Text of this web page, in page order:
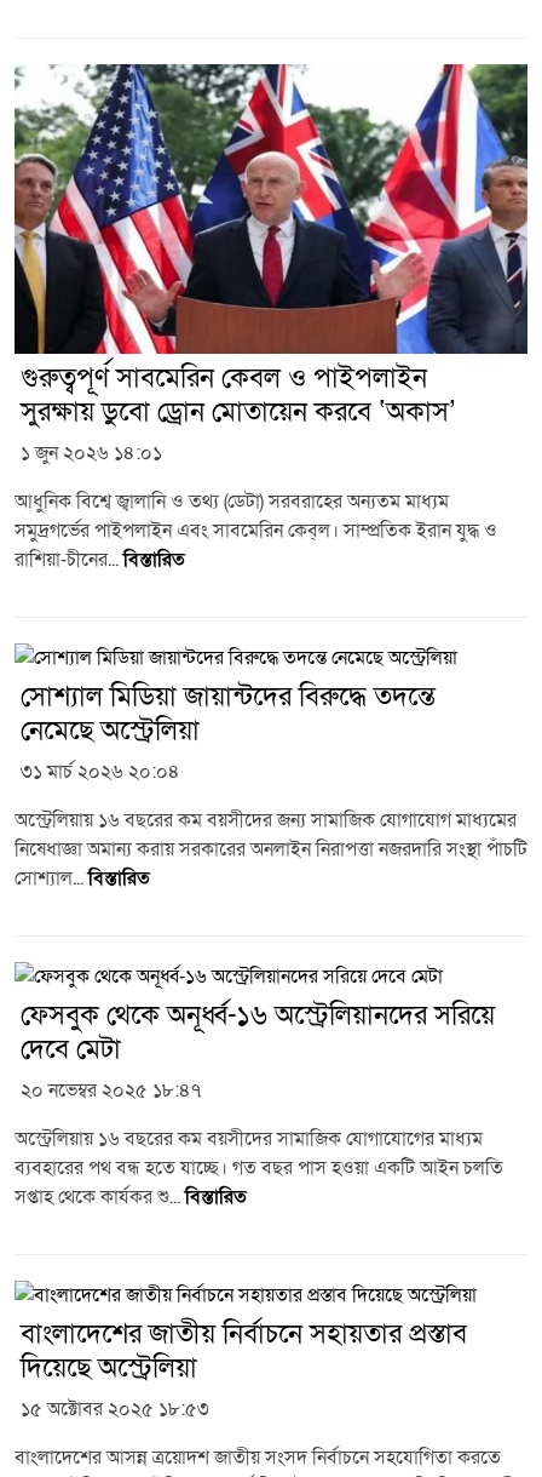
গুরুত্বপূর্ণ সাবমেরিন কেবল ও পাইপলাইন
সুরক্ষায় ডুবো ড্রোন মোতায়েন করবে ‘অকাস’
১ জুন ২০২৬ ১৪:০১
আধুনিক বিশ্বে জ্বালানি ও তথ্য (ডেটা) সরবরাহের অন্যতম মাধ্যম
সমুদ্রগর্ভের পাইপলাইন এবং সাবমেরিন কেব্‌ল। সাম্প্রতিক ইরান যুদ্ধ ও
রাশিয়া-চীনের...বিস্তারিত
সোশ্যাল মিডিয়া জায়ান্টদের বিরুদ্ধে তদন্তে
নেমেছে অস্ট্রেলিয়া
৩১ মার্চ ২০২৬ ২০:০৪
অস্ট্রেলিয়ায় ১৬ বছরের কম বয়সীদের জন্য সামাজিক যোগাযোগ মাধ্যমের
নিষেধাজ্ঞা অমান্য করায় সরকারের অনলাইন নিরাপত্তা নজরদারি সংস্থা পাঁচটি
সোশ্যাল...বিস্তারিত
ফেসবুক থেকে অনূর্ধ্ব-১৬ অস্ট্রেলিয়ানদের সরিয়ে
দেবে মেটা
২০ নভেম্বর ২০২৫ ১৮:৪৭
অস্ট্রেলিয়ায় ১৬ বছরের কম বয়সীদের সামাজিক যোগাযোগের মাধ্যম
ব্যবহারের পথ বন্ধ হতে যাচ্ছে। গত বছর পাস হওয়া একটি আইন চলতি
সপ্তাহ থেকে কার্যকর শু...বিস্তারিত
বাংলাদেশের জাতীয় নির্বাচনে সহায়তার প্রস্তাব
দিয়েছে অস্ট্রেলিয়া
১৫ অক্টোবর ২০২৫ ১৮:৫৩
বাংলাদেশের আসন্ন ত্রয়োদশ জাতীয় সংসদ নির্বাচনে সহযোগিতা করতে